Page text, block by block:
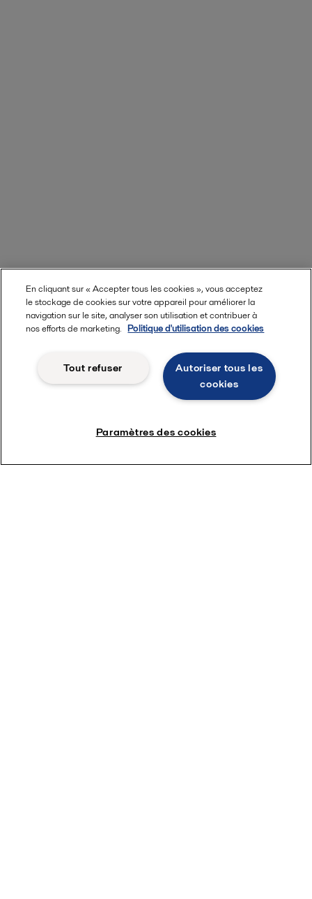
En cliquant sur « Accepter tous les cookies », vous acceptez
le stockage de cookies sur votre appareil pour améliorer la
navigation sur le site, analyser son utilisation et contribuer à
nos efforts de marketing. Politique d'utilisation des cookies
Autoriser tous les
cookies
Tout refuser
Paramètres des cookies